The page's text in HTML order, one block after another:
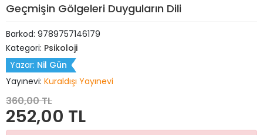
Geçmişin Gölgeleri Duyguların Dili
Barkod: 9789757146179
Kategori: Psikoloji
Yazar: Nil Gün
Yayınevi: Kuraldışı Yayınevi
360,00 TL
252,00 TL